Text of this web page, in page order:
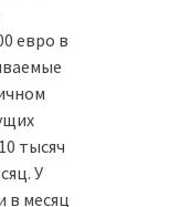
евро в
тысяч
У
в месяц